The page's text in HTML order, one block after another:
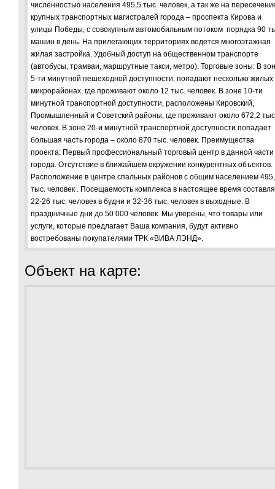
численностью населения 495,5 тыс. человек, а так же на
крупных транспортных магистралей города – проспекта Кирова и
улицы Победы, с совокупным автомобильным потоком порядка 90
машин в день. На прилегающих территориях ведется многоэтажная
жилая застройка. Удобный доступ на общественном транспорте
(автобусы, трамваи, маршрутные такси, метро). Торговые зоны: В
5-ти минутной пешеходной доступности, попадают несколько жилых
микрорайонах, где проживают около 12 тыс. человек. В зоне 10-ти
минутной транспортной доступности, расположены Кировский,
Промышленный и Советский районы, где проживают около 672,2
человек. В зоне 20-и минутной транспортной доступности попадает
большая часть города – около 870 тыс. человек. Преимущества
проекта: Первый профессиональный торговый центр в данной части
города. Отсутствие в ближайшем окружении конкурентных объектов.
Расположение в центре спальных районов с общим населением
тыс. человек . Посещаемость комплекса в настоящее время
22-26 тыс. человек в будни и 32-36 тыс. человек в выходные. В
праздничные дни до 50 000 человек. Мы уверены, что товары или
услуги, которые предлагает Ваша компания, будут активно
востребованы покупателями ТРК «ВИВА ЛЭНД».
Объект на карте: